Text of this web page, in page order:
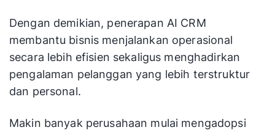
Dengan demikian, penerapan AI CRM
membantu bisnis menjalankan operasional
secara lebih efisien sekaligus menghadirkan
pengalaman pelanggan yang lebih terstruktur
dan personal.
Makin banyak perusahaan mulai mengadopsi